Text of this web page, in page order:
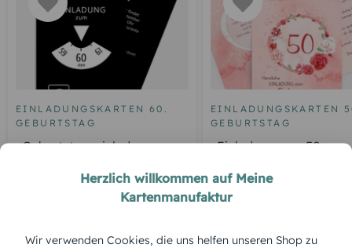
EINLADUNGSKARTEN 60.
GEBURTSTAG
Geburtstagseinladung
EINLADUNGSKARTEN
GEBURTSTAG
Einladung zum 50.
ÜBERBLICK:
Herzlich willkommen auf Meine
Kartenmanufaktur
Wir verwenden Cookies, die uns helfen unseren Shop zu